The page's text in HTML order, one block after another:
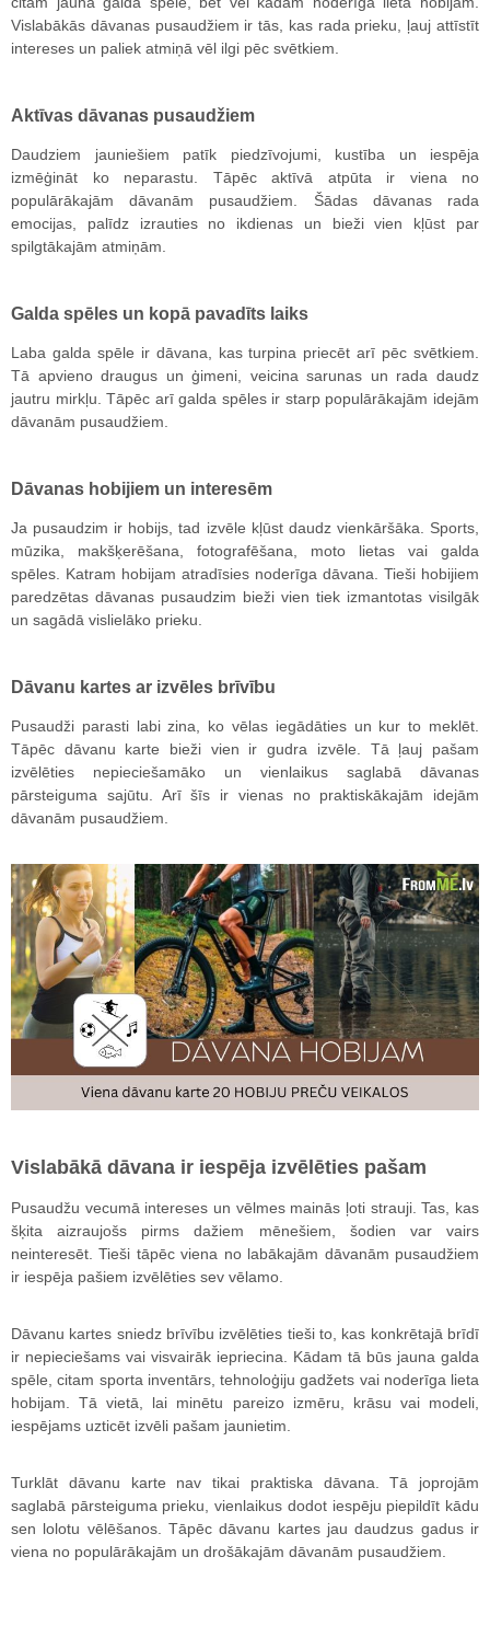
Vislabākās dāvanas pusaudžiem ir tās, kas rada prieku, ļauj attīstīt
intereses un paliek atmiņā vēl ilgi pēc svētkiem.
Aktīvas dāvanas pusaudžiem
Daudziem jauniešiem patīk piedzīvojumi, kustība un iespēja
izmēģināt ko neparastu. Tāpēc aktīvā atpūta ir viena no
populārākajām dāvanām pusaudžiem. Šādas dāvanas rada
emocijas, palīdz izrauties no ikdienas un bieži vien kļūst par
spilgtākajām atmiņām.
Galda spēles un kopā pavadīts laiks
Laba galda spēle ir dāvana, kas turpina priecēt arī pēc svētkiem.
Tā apvieno draugus un ģimeni, veicina sarunas un rada daudz
jautru mirkļu. Tāpēc arī galda spēles ir starp populārākajām idejām
dāvanām pusaudžiem.
Dāvanas hobijiem un interesēm
Ja pusaudzim ir hobijs, tad izvēle kļūst daudz vienkāršāka. Sports,
mūzika, makšķerēšana, fotografēšana, moto lietas vai galda
spēles. Katram hobijam atradīsies noderīga dāvana. Tieši hobijiem
paredzētas dāvanas pusaudzim bieži vien tiek izmantotas visilgāk
un sagādā vislielāko prieku.
Dāvanu kartes ar izvēles brīvību
Pusaudži parasti labi zina, ko vēlas iegādāties un kur to meklēt.
Tāpēc dāvanu karte bieži vien ir gudra izvēle. Tā ļauj pašam
izvēlēties nepieciešamāko un vienlaikus saglabā dāvanas
pārsteiguma sajūtu. Arī šīs ir vienas no praktiskākajām idejām
dāvanām pusaudžiem.
Vislabākā dāvana ir iespēja izvēlēties pašam
Pusaudžu vecumā intereses un vēlmes mainās ļoti strauji. Tas, kas
šķita aizraujošs pirms dažiem mēnešiem, šodien var vairs
neinteresēt. Tieši tāpēc viena no labākajām dāvanām pusaudžiem
ir iespēja pašiem izvēlēties sev vēlamo.
Dāvanu kartes sniedz brīvību izvēlēties tieši to, kas konkrētajā brīdī
ir nepieciešams vai visvairāk iepriecina. Kādam tā būs jauna galda
spēle, citam sporta inventārs, tehnoloģiju gadžets vai noderīga lieta
hobijam. Tā vietā, lai minētu pareizo izmēru, krāsu vai modeli,
iespējams uzticēt izvēli pašam jaunietim.
Turklāt dāvanu karte nav tikai praktiska dāvana. Tā joprojām
saglabā pārsteiguma prieku, vienlaikus dodot iespēju piepildīt kādu
sen lolotu vēlēšanos. Tāpēc dāvanu kartes jau daudzus gadus ir
viena no populārākajām un drošākajām dāvanām pusaudžiem.